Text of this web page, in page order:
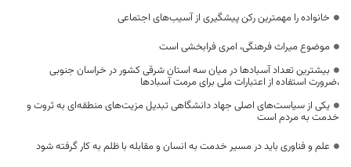
خانواده را مهمترین رکن پیشگیری از آسیب‌های اجتماعی
موضوع میراث فرهنگی، امری فرابخشی است
بیشترین تعداد آسبادها در میان سه استان شرقی کشور در خراسان جنوبی
،ضرورت استفاده از اعتبارات ملی برای مرمت آسبادها
یکی از سیاست‌های اصلی جهاد دانشگاهی تبدیل مزیت‌های منطقه‌ای به ثروت و
خدمت به مردم است
علم و فناوری باید در مسیر خدمت به انسان و مقابله با ظلم به کار گرفته شود